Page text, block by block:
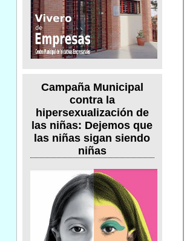
Campaña Municipal
contra la
hipersexualización de
las niñas: Dejemos que
las niñas sigan siendo
niñas